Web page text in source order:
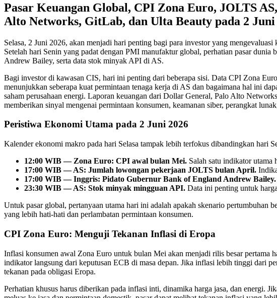
Pasar Keuangan Global, CPI Zona Euro, JOLTS
Alto Networks, GitLab, dan Ulta Beauty pada 2 Juni
Selasa, 2 Juni 2026, akan menjadi hari penting bagi para investor yang
Setelah hari Senin yang padat dengan PMI manufaktur global, perhatian pasar
Andrew Bailey, serta data stok minyak API di AS.
Bagi investor di kawasan CIS, hari ini penting dari beberapa sisi. Data CPI Zona
menunjukkan seberapa kuat permintaan tenaga kerja di AS dan bagaimana hal ini
saham perusahaan energi. Laporan keuangan dari Dollar General, Palo Alto
memberikan sinyal mengenai permintaan konsumen, keamanan siber, perangkat
Peristiwa Ekonomi Utama pada 2 Juni 2026
Kalender ekonomi makro pada hari Selasa tampak lebih terfokus dibandingkan hari
12:00 WIB — Zona Euro: CPI awal bulan Mei. Salah satu indikator
17:00 WIB — AS: Jumlah lowongan pekerjaan JOLTS bulan April.
17:00 WIB — Inggris: Pidato Gubernur Bank of England Andrew Bailey.
23:30 WIB — AS: Stok minyak mingguan API. Data ini penting untuk
Untuk pasar global, pertanyaan utama hari ini adalah apakah skenario pertumbuhan
yang lebih hati-hati dan perlambatan permintaan konsumen.
CPI Zona Euro: Menguji Tekanan Inflasi di Eropa
Inflasi konsumen awal Zona Euro untuk bulan Mei akan menjadi rilis besar pertama
indikator langsung dari keputusan ECB di masa depan. Jika inflasi lebih tinggi dari
tekanan pada obligasi Eropa.
Perhatian khusus harus diberikan pada inflasi inti, dinamika harga jasa, dan energi.